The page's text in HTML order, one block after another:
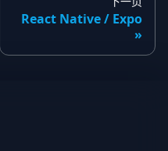
React Native / Expo